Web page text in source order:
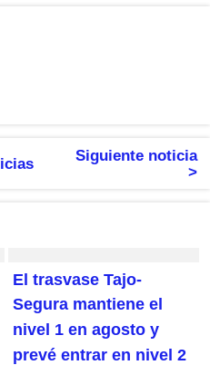
Siguiente noticia
>
El trasvase Tajo-
Segura mantiene el
nivel 1 en agosto y
prevé entrar en nivel 2